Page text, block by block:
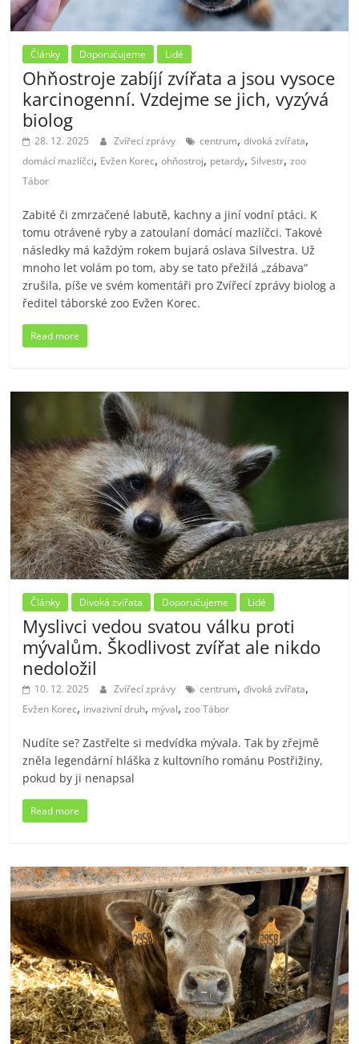
Články Doporučujeme Lidé
Ohňostroje zabíjí zvířata a jsou vysoce
karcinogenní. Vzdejme se jich, vyzývá
biolog
28. 12. 2025 Zvířecí zprávy centrum,divoká zvířata,
domácí mazlíčci, Evžen Korec,ohňostroj, petardy,Silvestr,zoo
Tábor
Zabité či zmrzačené labutě, kachny a jiní vodní ptáci. K
tomu otrávené ryby a zatoulaní domácí mazlíčci. Takové
následky má každým rokem bujará oslava Silvestra. Už
mnoho let volám po tom, aby se tato přežilá „zábava“
zrušila, píše ve svém komentáři pro Zvířecí zprávy biolog a
ředitel táborské zoo Evžen Korec.
Read more
Články Divoká zvířata Doporučujeme Lidé
Myslivci vedou svatou válku proti
mývalům. Škodlivost zvířat ale nikdo
nedoložil
10. 12. 2025 Zvířecí zprávy centrum,divoká zvířata,
Evžen Korec, invazivní druh, mýval,zoo Tábor
Nudíte se? Zastřelte si medvídka mývala. Tak by zřejmě
zněla legendární hláška z kultovního románu Postřižiny,
pokud by ji nenapsal
Read more